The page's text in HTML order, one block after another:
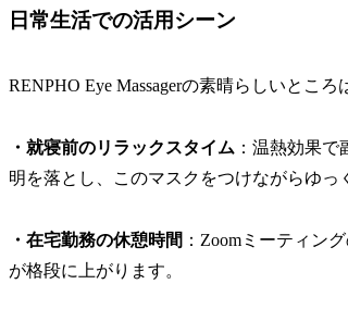
日常生活での活用シーン
RENPHO Eye Massagerの素晴らしいとこ
・就寝前のリラックスタイム ：温熱効果
明を落とし、このマスクをつけながらゆっ
・在宅勤務の休憩時間 ：Zoomミーティン
が格段に上がります。